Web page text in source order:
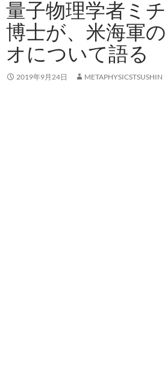
量子物理学者ミ
博士が、米海軍
オについて語る
2019年9月24日 METAPHYSICSTSUSHIN